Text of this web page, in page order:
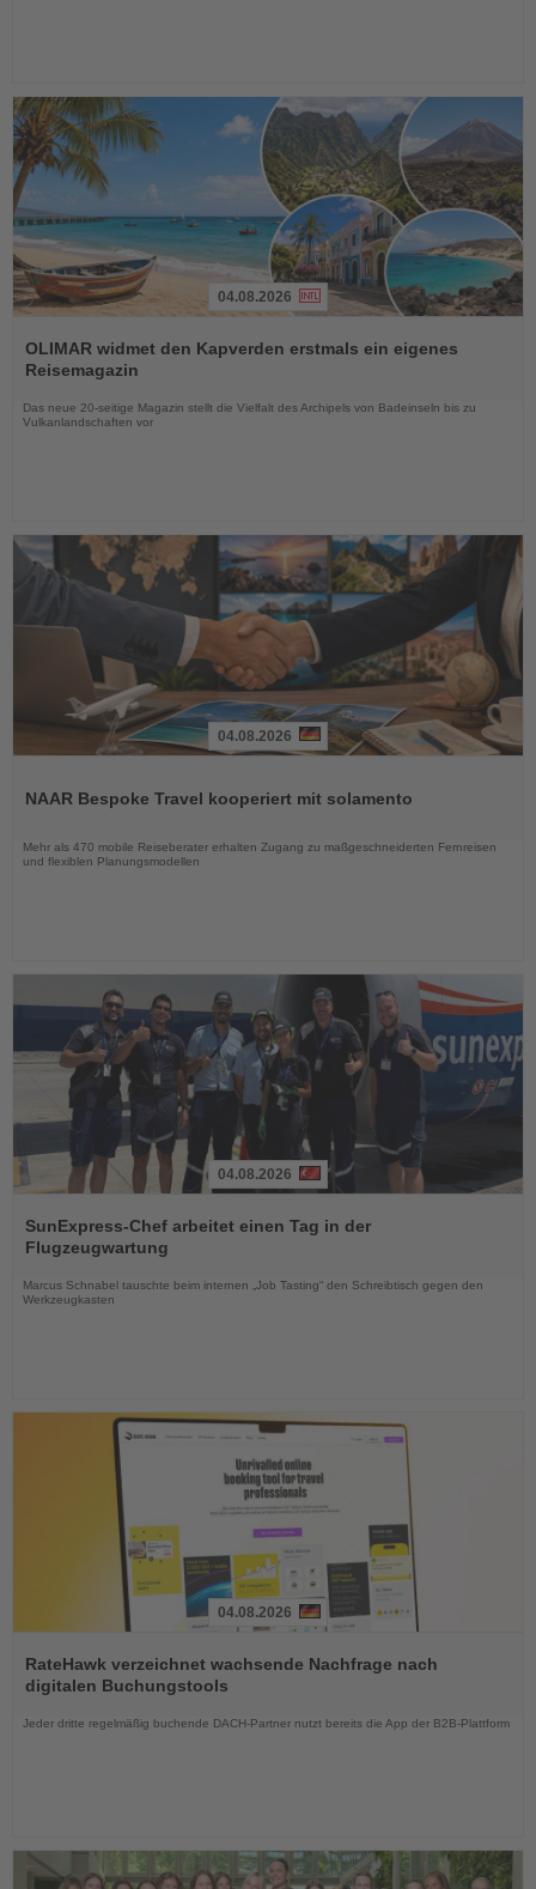
Sie
die
Nachrichten
04.08.2026
OLIMAR widmet den Kapverden erstmals ein eigenes
Reisemagazin
Das neue 20-seitige Magazin stellt die Vielfalt des Archipels von Badeinseln bis zu
Vulkanlandschaften vor
die
04.08.2026
NAAR Bespoke Travel kooperiert mit solamento
Mehr als 470 mobile Reiseberater erhalten Zugang zu maßgeschneiderten Fernreisen
und flexiblen Planungsmodellen
Sie
die
Nachrichten
04.08.2026
SunExpress-Chef arbeitet einen Tag in der
Flugzeugwartung
Marcus Schnabel tauschte beim internen „Job Tasting“ den Schreibtisch gegen den
Werkzeugkasten
Sie
die
Nachrichten
04.08.2026
RateHawk verzeichnet wachsende Nachfrage nach
digitalen Buchungstools
Jeder dritte regelmäßig buchende DACH-Partner nutzt bereits die App der B2B-Plattform